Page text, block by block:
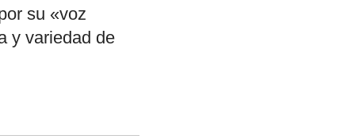
su «voz
y variedad de